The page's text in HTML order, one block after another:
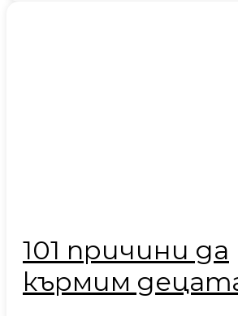
101 причини да
кърмим